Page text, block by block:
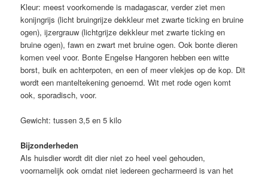
Kleur: meest voorkomende is madagascar, verder ziet men
konijngrijs (licht bruingrijze dekkleur met zwarte ticking en bruine
ogen), ijzergrauw (lichtgrijze dekkleur met zwarte ticking en
bruine ogen), fawn en zwart met bruine ogen. Ook bonte dieren
komen veel voor. Bonte Engelse Hangoren hebben een witte
borst, buik en achterpoten, en een of meer vlekjes op de kop. Dit
wordt een manteltekening genoemd. Wit met rode ogen komt
ook, sporadisch, voor.
Gewicht: tussen 3,5 en 5 kilo
Bijzonderheden
Als huisdier wordt dit dier niet zo heel veel gehouden,
voornamelijk ook omdat niet iedereen gecharmeerd is van het